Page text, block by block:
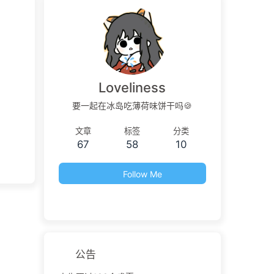
Loveliness
要一起在冰岛吃薄荷味饼干吗🍪
文章
67
标签
58
分类
10
Follow Me
公告